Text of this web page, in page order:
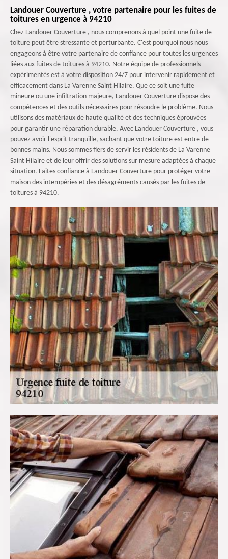
Landouer Couverture , votre partenaire pour les fuites de
toitures en urgence à 94210
Chez Landouer Couverture , nous comprenons à quel point une fuite de
toiture peut être stressante et perturbante. C'est pourquoi nous nous
engageons à être votre partenaire de confiance pour toutes les urgences
liées aux fuites de toitures à 94210. Notre équipe de professionnels
expérimentés est à votre disposition 24/7 pour intervenir rapidement et
efficacement dans La Varenne Saint Hilaire. Que ce soit une fuite
mineure ou une infiltration majeure, Landouer Couverture dispose des
compétences et des outils nécessaires pour résoudre le problème. Nous
utilisons des matériaux de haute qualité et des techniques éprouvées
pour garantir une réparation durable. Avec Landouer Couverture , vous
pouvez avoir l'esprit tranquille, sachant que votre toiture est entre de
bonnes mains. Nous sommes fiers de servir les résidents de La Varenne
Saint Hilaire et de leur offrir des solutions sur mesure adaptées à chaque
situation. Faites confiance à Landouer Couverture pour protéger votre
maison des intempéries et des désagréments causés par les fuites de
toitures à 94210.